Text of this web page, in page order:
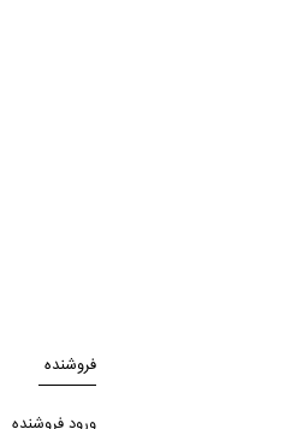
فروشنده